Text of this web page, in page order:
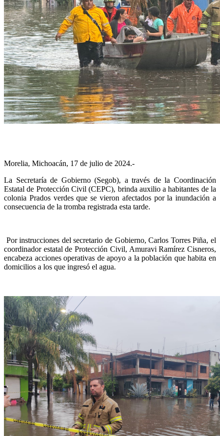
Morelia, Michoacán, 17 de julio de 2024.-
La Secretaría de Gobierno (Segob), a través de la Coordinación
Estatal de Protección Civil (CEPC), brinda auxilio a habitantes de la
colonia Prados verdes que se vieron afectados por la inundación a
consecuencia de la tromba registrada esta tarde.
Por instrucciones del secretario de Gobierno, Carlos Torres Piña, el
coordinador estatal de Protección Civil, Amuravi Ramírez Cisneros,
encabeza acciones operativas de apoyo a la población que habita en
domicilios a los que ingresó el agua.